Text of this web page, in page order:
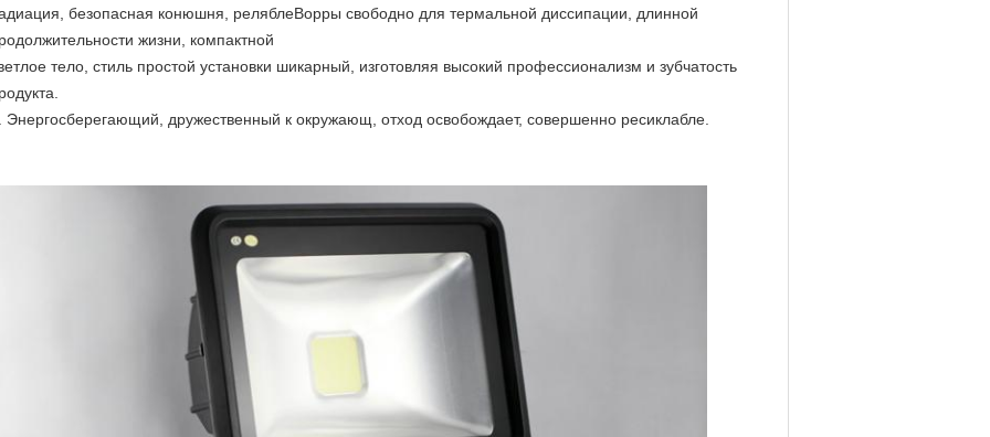
безопасная конюшня, реляблеВорры свободно для термальной диссипации, длинной
жизни, компактной
тело, стиль простой установки шикарный, изготовляя высокий профессионализм и зубчатость
Энергосберегающий, дружественный к окружающ, отход освобождает, совершенно ресиклабле.